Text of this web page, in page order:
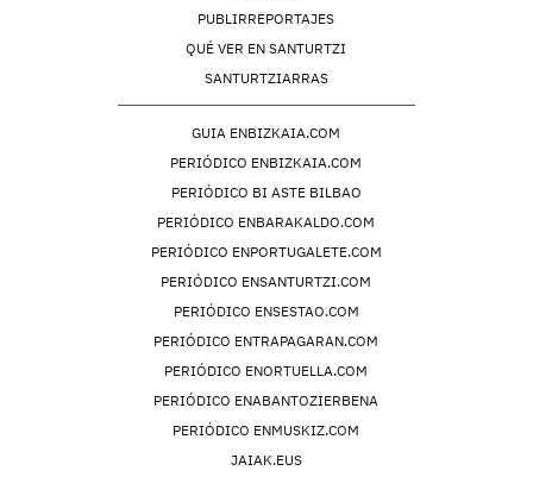
PUBLIRREPORTAJES
QUÉ VER EN SANTURTZI
SANTURTZIARRAS
GUIA ENBIZKAIA.COM
PERIÓDICO ENBIZKAIA.COM
PERIÓDICO BI ASTE BILBAO
PERIÓDICO ENBARAKALDO.COM
PERIÓDICO ENPORTUGALETE.COM
PERIÓDICO ENSANTURTZI.COM
PERIÓDICO ENSESTAO.COM
PERIÓDICO ENTRAPAGARAN.COM
PERIÓDICO ENORTUELLA.COM
PERIÓDICO ENABANTOZIERBENA
PERIÓDICO ENMUSKIZ.COM
JAIAK.EUS